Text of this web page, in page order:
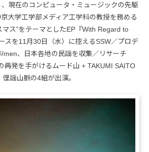
現在のコンピュータ・ミュージックの先駆
大学工学部メディア工学科の教授を務める
マス”をテーマとしたEP『With Regard to
スを11月30日（水）に控えるSSW／プロデ
men、日本各地の民謡を収集／リサーチ
再発を手がけるムード山 + TAKUMI SAITO
謡山脈の4組が出演。